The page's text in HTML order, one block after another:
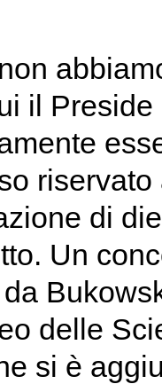
il
di
Un
delle
si è